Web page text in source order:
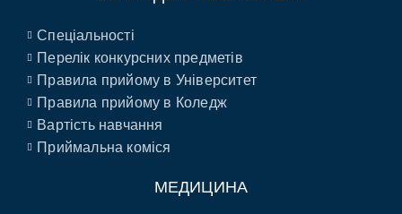
Спеціальності
Перелік конкурсних предметів
Правила прийому в Університет
Правила прийому в Коледж
Вартість навчання
Приймальна коміся
МЕДИЦИНА